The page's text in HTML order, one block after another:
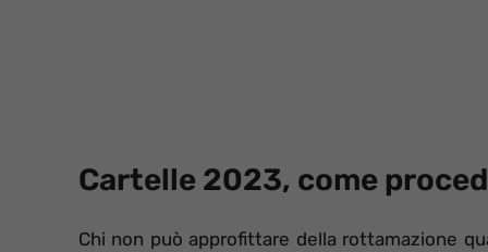
Cartelle 2023, come
Chi non può approfittare della rottamazione